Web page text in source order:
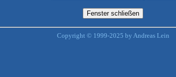
Copyright © 1999-2025 by Andreas Lein